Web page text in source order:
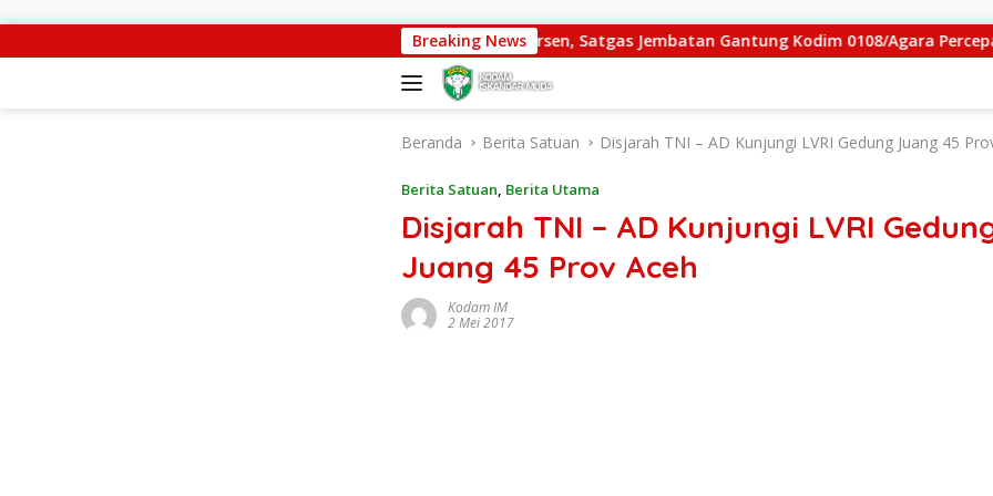
Breaking News
Progres Pembangunan Capai 88 Persen, Satgas Jembatan Gantung Kodim 0108/Agara Percepat
Beranda Berita Satuan Disjarah TNI – AD Kunjungi LVRI Gedung Juang 45
Berita Satuan, Berita Utama
Disjarah TNI – AD Kunjungi LVRI
Juang 45 Prov Aceh
Kodam IM
2 Mei 2017